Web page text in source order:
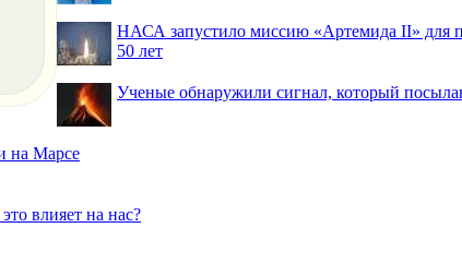
НАСА запустило миссию «Артемида II» для
50 лет
Ученые обнаружили сигнал, который
на Марсе
влияет на нас?